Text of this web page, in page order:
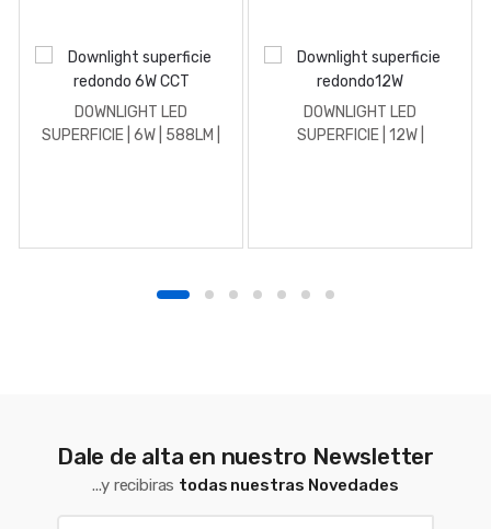
DOWNLIGHT LED
SUPERFICIE | 6W | 588LM |
DOWNLIGHT LED
SUPERFICIE | 12W |
Dale de alta en nuestro Newsletter
...y recibiras todas nuestras Novedades